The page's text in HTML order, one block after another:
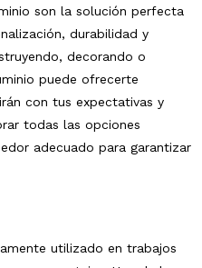
son la solución perfecta
durabilidad y
decorando o
puede ofrecerte
con tus expectativas y
todas las opciones
adecuado para garantizar
utilizado en trabajos